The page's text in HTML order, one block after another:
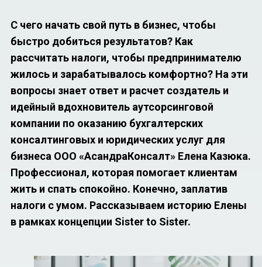
С чего начать свой путь в бизнес, чтобы
быстро добиться результатов? Как
рассчитать налоги, чтобы предпринимателю
жилось и зарабатывалось комфортно? На эти
вопросы знает ответ и расчет создатель и
идейный вдохновитель аутсорсинговой
компании по оказанию бухгалтерских
консалтинговых и юридических услуг для
бизнеса ООО «АсандраКонсалт» Елена Казюка.
Профессионал, которая помогает клиентам
жить и спать спокойно. Конечно, заплатив
налоги с умом. Рассказываем историю Елены
в рамках концепции Sister to Sister.